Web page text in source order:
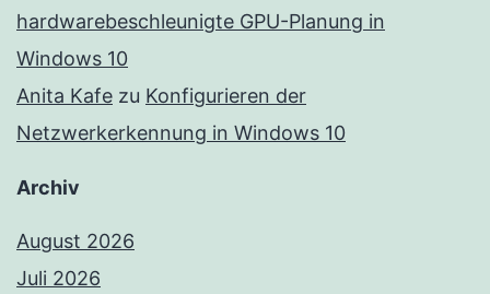
hardwarebeschleunigte GPU-Planung in
Windows 10
Anita Kafe zu Konfigurieren der
Netzwerkerkennung in Windows 10
Archiv
August 2026
Juli 2026